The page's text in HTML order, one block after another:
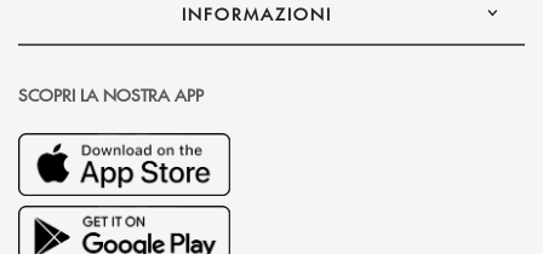
INFORMAZIONI
SCOPRI LA NOSTRA APP